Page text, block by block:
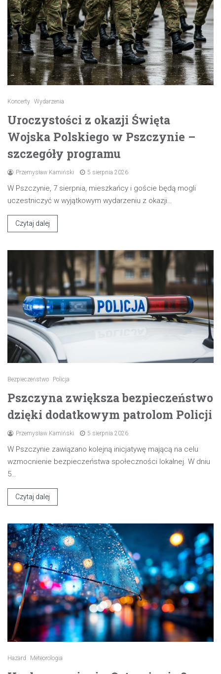
Koncerty Wydarzenia
Uroczystości z okazji Święta
Wojska Polskiego w Pszczynie –
szczegóły programu
Przemysław Kamiński 5 sierpnia 2026
W Pszczynie, 7 sierpnia, mieszkańcy i goście będą mogli
uczestniczyć w wyjątkowym wydarzeniu z okazji…
Czytaj dalej
Bezpieczeństwo Policja
Pszczyna zwiększa bezpieczeństwo
dzięki dodatkowym patrolom Policji
Przemysław Kamiński 5 sierpnia 2026
W Pszczynie zawiązano kolejną inicjatywę mającą na celu
wzmocnienie bezpieczeństwa społeczności lokalnej. W dniu
5…
Czytaj dalej
Hazard Meteorologia